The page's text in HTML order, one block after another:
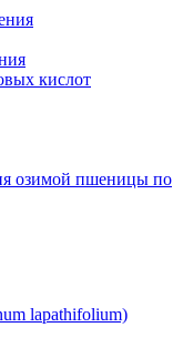
кислот
озимой пшеницы по
lapathifolium)